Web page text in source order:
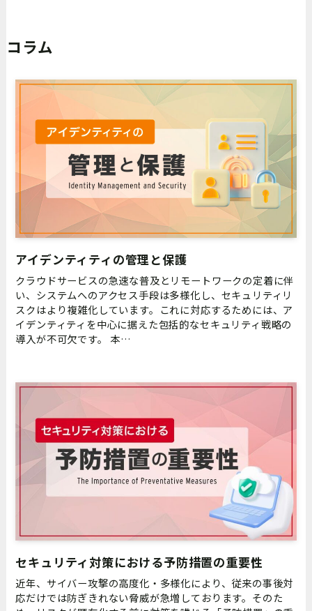
コラム
アイデンティティの管理と保護
クラウドサービスの急速な普及とリモートワークの定着に伴
い、システムへのアクセス手段は多様化し、セキュリティリ
スクはより複雑化しています。これに対応するためには、ア
イデンティティを中心に据えた包括的なセキュリティ戦略の
導入が不可欠です。 本…
セキュリティ対策における予防措置の重要性
近年、サイバー攻撃の高度化・多様化により、従来の事後対
応だけでは防ぎきれない脅威が急増しております。そのた